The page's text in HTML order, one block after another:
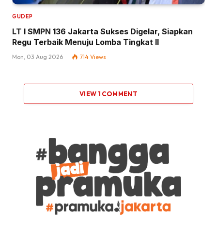
GUDEP
LT I SMPN 136 Jakarta Sukses Digelar, Siapkan
Regu Terbaik Menuju Lomba Tingkat II
Mon, 03 Aug 2026 714 Views
VIEW 1 COMMENT